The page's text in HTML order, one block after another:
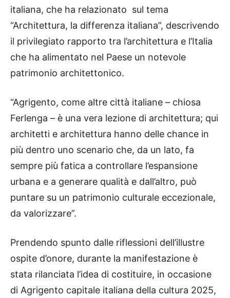
italiana, che ha relazionato sul tema
“Architettura, la differenza italiana”, descrivendo
il privilegiato rapporto tra l’architettura e l’Italia
che ha alimentato nel Paese un notevole
patrimonio architettonico.
“Agrigento, come altre città italiane – chiosa
Ferlenga – è una vera lezione di architettura; qui
architetti e architettura hanno delle chance in
più dentro uno scenario che, da un lato, fa
sempre più fatica a controllare l’espansione
urbana e a generare qualità e dall’altro, può
puntare su un patrimonio culturale eccezionale,
da valorizzare”.
Prendendo spunto dalle riflessioni dell’illustre
ospite d’onore, durante la manifestazione è
stata rilanciata l’idea di costituire, in occasione
di Agrigento capitale italiana della cultura 2025,